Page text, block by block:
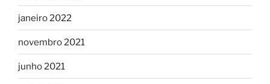
janeiro 2022
novembro 2021
junho 2021